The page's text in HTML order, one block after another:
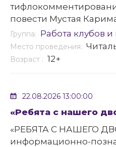
повести Мустая
дома», режиссер
(приурочено ко Дню
Группа: Работа клубов
Место проведения:
Возраст : 12+
22.08.2026 13:00:00
«Ребята с нашего
«РЕБЯТА С НАШЕГО
информационно-